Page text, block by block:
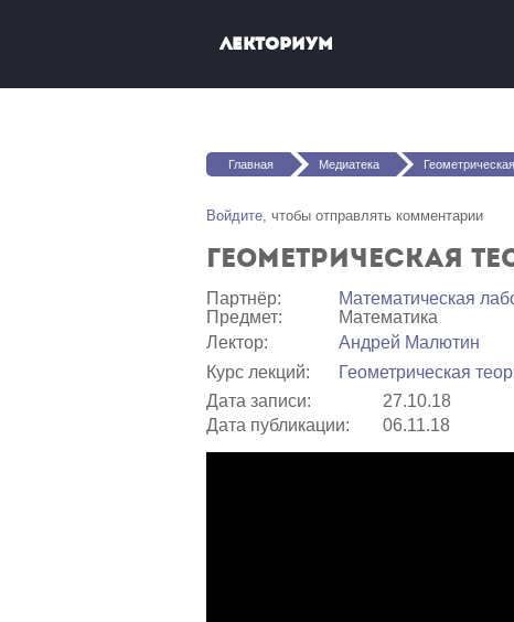
Лекториум
Вы здесь
Главная Медиатека Геометрическая
Войдите, чтобы отправлять комментарии
Геометрическая
Партнёр:
Математичеcкая
Предмет:
Математика
Лектор:
Андрей Малютин
Курс лекций:
Геометрическая
Дата записи:
27.10.18
Дата публикации:
06.11.18